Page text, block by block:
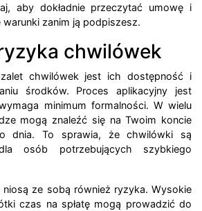
aby dokładnie przeczytać umowę i
zanim ją podpiszesz.
chwilówek
chwilówek jest ich dostępność i
środków. Proces aplikacyjny jest
minimum formalności. W wielu
mogą znaleźć się na Twoim koncie
dnia. To sprawia, że chwilówki są
osób potrzebujących szybkiego
ze sobą również ryzyka. Wysokie
czas na spłatę mogą prowadzić do